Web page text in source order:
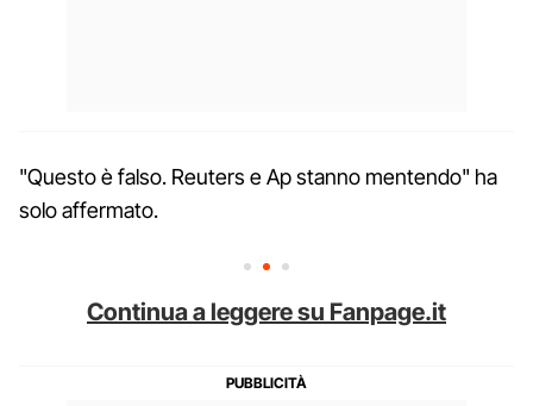
"Questo è falso. Reuters e Ap stanno mentendo" ha
solo affermato.
Continua a leggere su Fanpage.it